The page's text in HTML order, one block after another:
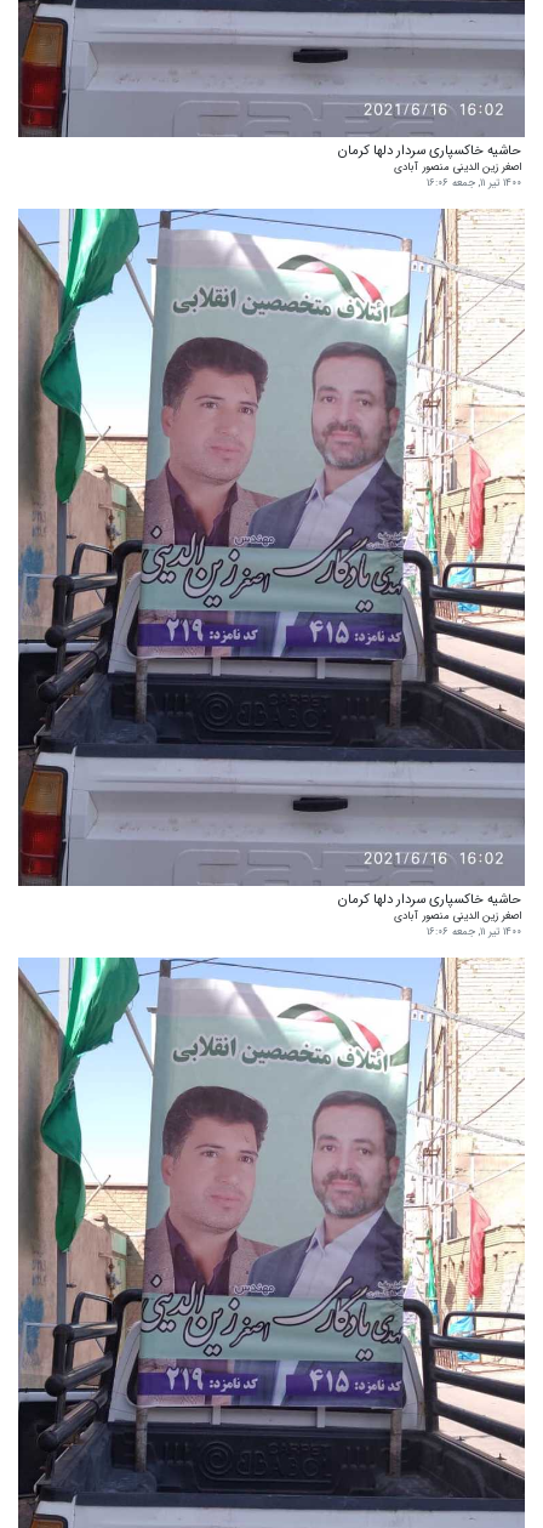
حاشیه خاکسپاری سردار دلها کرمان
اصغر زین الدینی منصور آبادی
۱۴۰۰ تیر ۱۱, جمعه ۱۶:۰۶
حاشیه خاکسپاری سردار دلها کرمان
اصغر زین الدینی منصور آبادی
۱۴۰۰ تیر ۱۱, جمعه ۱۶:۰۶